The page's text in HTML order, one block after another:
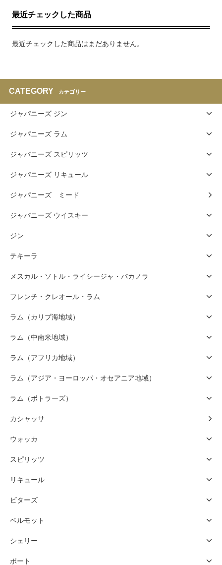
最近チェックした商品
最近チェックした商品はまだありません。
CATEGORY カテゴリー
ジャパニーズ ジン
ジャパニーズ ラム
ジャパニーズ スピリッツ
ジャパニーズ リキュール
ジャパニーズ ミード
ジャパニーズ ウイスキー
ジン
テキーラ
メスカル・ソトル・ライシージャ・バカノラ
フレンチ・クレオール・ラム
ラム（カリブ海地域）
ラム（中南米地域）
ラム（アフリカ地域）
ラム（アジア・ヨーロッパ・オセアニア地域）
ラム（ボトラーズ）
カシャッサ
ウォッカ
スピリッツ
リキュール
ビターズ
ベルモット
シェリー
ポート